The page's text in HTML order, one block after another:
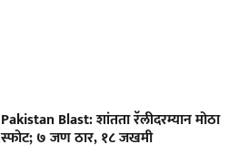
Pakistan Blast: शांतता रॅलीदरम्यान मोठा
स्फोट; ७ जण ठार, १८ जखमी